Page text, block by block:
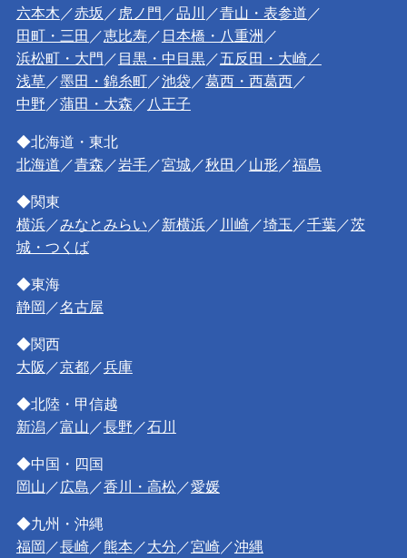
六本木 ／赤坂 ／ 虎ノ門 ／品川 ／青山・表参道 ／
田町・三田 ／恵比寿／ 日本橋・八重洲 ／
浜松町・大門 ／ 目黒・中目黒／五反田・大崎／
浅草／墨田・錦糸町／池袋 ／葛西・西葛西／
中野 ／蒲田・大森 ／ 八王子
◆北海道・東北
北海道 ／青森 ／岩手／宮城／秋田 ／山形／福島
◆関東
横浜／みなとみらい ／新横浜／ 川崎／埼玉 ／千葉／茨
城・つくば
◆東海
静岡 ／名古屋
◆関西
大阪 ／京都／兵庫
◆北陸・甲信越
新潟 ／富山 ／長野 ／石川
◆中国・四国
岡山 ／ 広島 ／香川・高松／愛媛
◆九州・沖縄
福岡 ／長崎／熊本 ／大分 ／宮崎／沖縄